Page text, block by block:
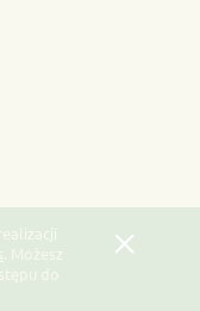
. Możesz
do